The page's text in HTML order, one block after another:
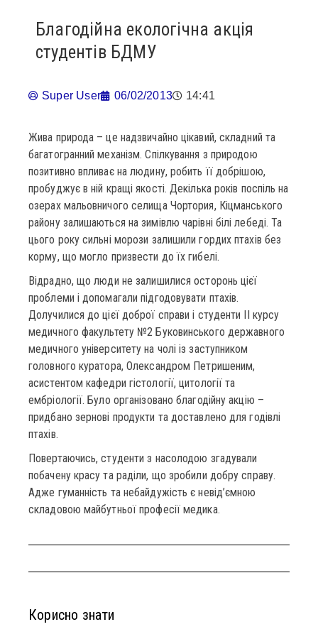
Благодійна екологічна акція
студентів БДМУ
Super User 06/02/2013 14:41
Жива природа – це надзвичайно цікавий, складний та
багатогранний механізм. Спілкування з природою
позитивно впливає на людину, робить її добрішою,
пробуджує в ній кращі якості. Декілька років поспіль на
озерах мальовничого селища Чортория, Кіцманського
району залишаються на зимівлю чарівні білі лебеді. Та
цього року сильні морози залишили гордих птахів без
корму, що могло призвести до їх гибелі.
Відрадно, що люди не залишилися осторонь цієї
проблеми і допомагали підгодовувати птахів.
Долучилися до цієї доброї справи і студенти ІІ курсу
медичного факультету №2 Буковинського державного
медичного університету на чолі із заступником
головного куратора, Олександром Петришеним,
асистентом кафедри гістології, цитології та
ембріології. Було організовано благодійну акцію –
придбано зернові продукти та доставлено для годівлі
птахів.
Повертаючись, студенти з насолодою згадували
побачену красу та раділи, що зробили добру справу.
Адже гуманність та небайдужість є невід’ємною
складовою майбутньої професії медика.
Корисно знати